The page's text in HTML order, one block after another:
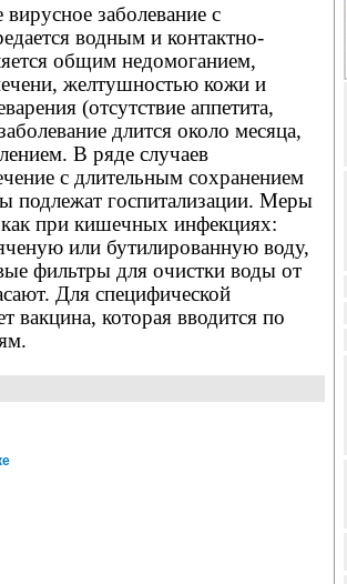
заболевание с
водным и контактно-
общим недомоганием,
желтушностью кожи и
(отсутствие аппетита,
длится около месяца,
В ряде случаев
с длительным сохранением
подлежат госпитализации. Меры
при кишечных инфекциях:
или бутилированную воду,
фильтры для очистки воды от
Для специфической
вакцина, которая вводится по